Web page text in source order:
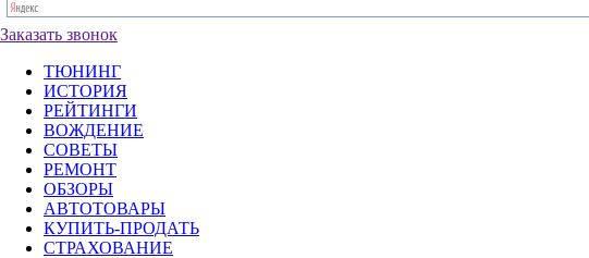
Заказать звонок
ТЮНИНГ
ИСТОРИЯ
РЕЙТИНГИ
ВОЖДЕНИЕ
СОВЕТЫ
РЕМОНТ
ОБЗОРЫ
АВТОТОВАРЫ
КУПИТЬ-ПРОДАТЬ
СТРАХОВАНИЕ